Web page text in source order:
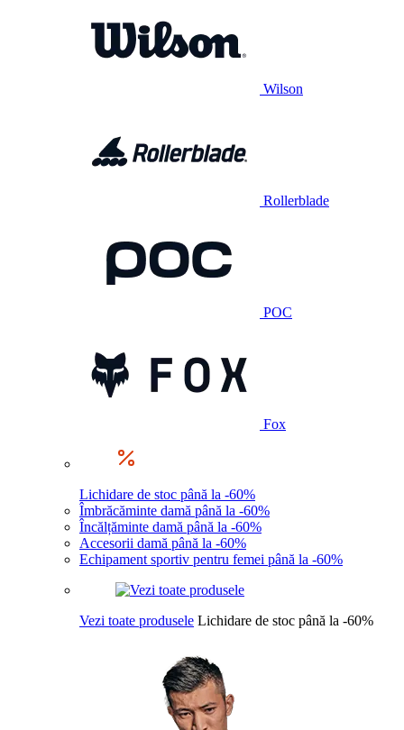
Wilson
Rollerblade
POC
Fox
Lichidare de stoc până la -60%
Îmbrăcăminte damă până la -60%
Încălțăminte damă până la -60%
Accesorii damă până la -60%
Echipament sportiv pentru femei până la -60%
Vezi toate produsele Lichidare de stoc până la -60%